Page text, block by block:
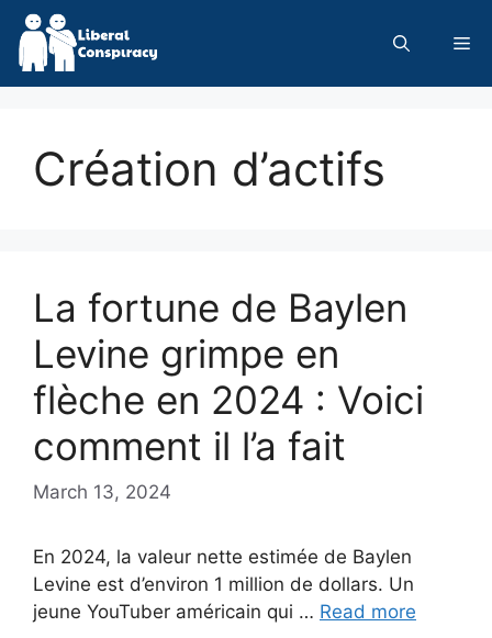
Skip
content
Création d’actifs
La fortune de Baylen
Levine grimpe en
flèche en 2024 : Voici
comment il l’a fait
March 13, 2024
En 2024, la valeur nette estimée de Baylen
Levine est d’environ 1 million de dollars. Un
jeune YouTuber américain qui … Read more